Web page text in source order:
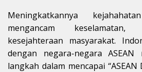
Meningkatkannya
mengancam
kesejahteraan masyarakat.
dengan negara-negara ASEAN
langkah dalam mencapai “ASEAN